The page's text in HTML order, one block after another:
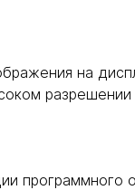
на